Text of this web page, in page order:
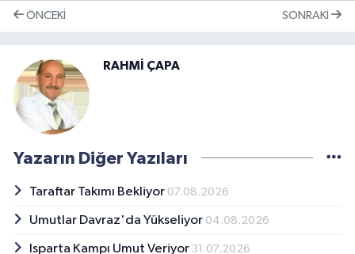
ÖNCEKI SONRAKI
RAHMİ ÇAPA
Yazarın Diğer Yazıları
Taraftar Takımı Bekliyor 07.08.2026
Umutlar Davraz'da Yükseliyor 04.08.2026
Isparta Kampı Umut Veriyor 31.07.2026